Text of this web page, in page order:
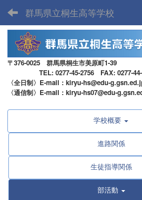
群馬県立桐生高等学校
〒376-0025 群馬県桐生市美原町1-39
TEL: 0277-45-2756 FAX: 0277-44-
〈全日制〉E-mail：kiryu-hs@edu-
〈通信制〉E-mail：kiryu-hs07@edu-
学校概要
進路関係
生徒指導関係
部活動